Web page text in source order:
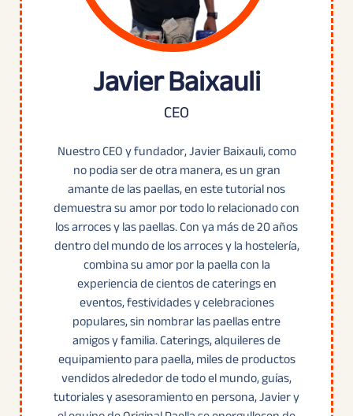
Javier Baixauli
CEO
Nuestro CEO y fundador, Javier Baixauli, como
no podia ser de otra manera, es un gran
amante de las paellas, en este tutorial nos
demuestra su amor por todo lo relacionado con
los arroces y las paellas. Con ya más de 20 años
dentro del mundo de los arroces y la hostelería,
combina su amor por la paella con la
experiencia de cientos de caterings en
eventos, festividades y celebraciones
populares, sin nombrar las paellas entre
amigos y familia. Caterings, alquileres de
equipamiento para paella, miles de productos
vendidos alrededor de todo el mundo, guías,
tutoriales y asesoramiento en persona, Javier y